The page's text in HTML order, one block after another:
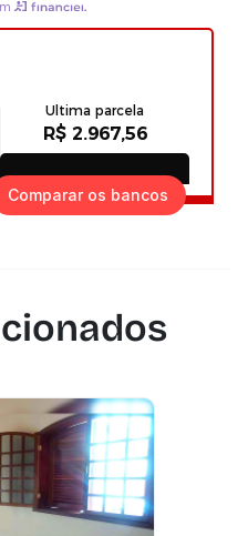
Comparar os bancos